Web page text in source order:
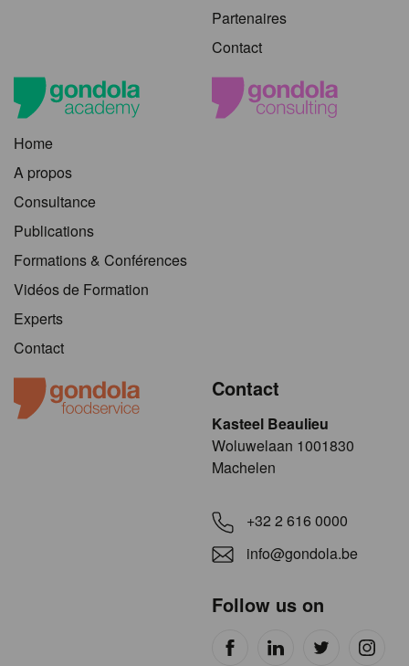
Partenaires
Contact
Home
A propos
Consultance
Publications
Formations & Conférences
Vidéos de Formation
Experts
Contact
Contact
Kasteel Beaulieu
​​​Woluwelaan 1001830
Machelen
+32 2 616 0000
info@gondola.be
Follow us on